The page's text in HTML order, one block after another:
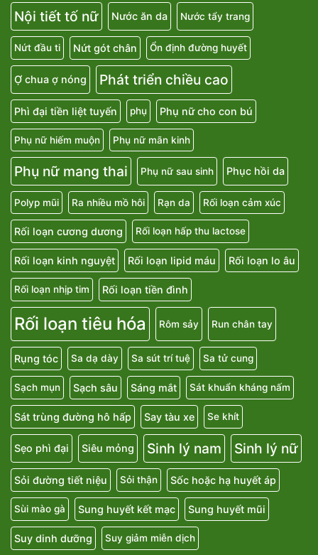
Nội tiết tố nữ Nước ăn da Nước tẩy trang
Nứt đầu ti Nứt gót chân Ổn định đường huyết
Ợ chua ợ nóng Phát triển chiều cao
Phì đại tiền liệt tuyến phụ Phụ nữ cho con bú
Phụ nữ hiếm muộn Phụ nữ mãn kinh
Phụ nữ mang thai Phụ nữ sau sinh Phục hồi da
Polyp mũi Ra nhiều mồ hôi Rạn da Rối loạn cảm xúc
Rối loạn cương dương Rối loạn hấp thu lactose
Rối loạn kinh nguyệt Rối loạn lipid máu Rối loạn lo âu
Rối loạn nhịp tim Rối loạn tiền đình
Rối loạn tiêu hóa Rôm sảy Run chân tay
Rụng tóc Sa dạ dày Sa sút trí tuệ Sa tử cung
Sạch mụn Sạch sâu Sáng mắt Sát khuẩn kháng nấm
Sát trùng đường hô hấp Say tàu xe Se khít
Sẹo phì đại Siêu mỏng Sinh lý nam Sinh lý nữ
Sỏi đường tiết niệu Sỏi thận Sốc hoặc hạ huyết áp
Sùi mào gà Sung huyết kết mạc Sung huyết mũi
Suy dinh dưỡng Suy giảm miễn dịch